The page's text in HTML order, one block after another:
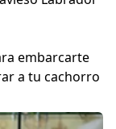
embarcarte
a tu cachorro